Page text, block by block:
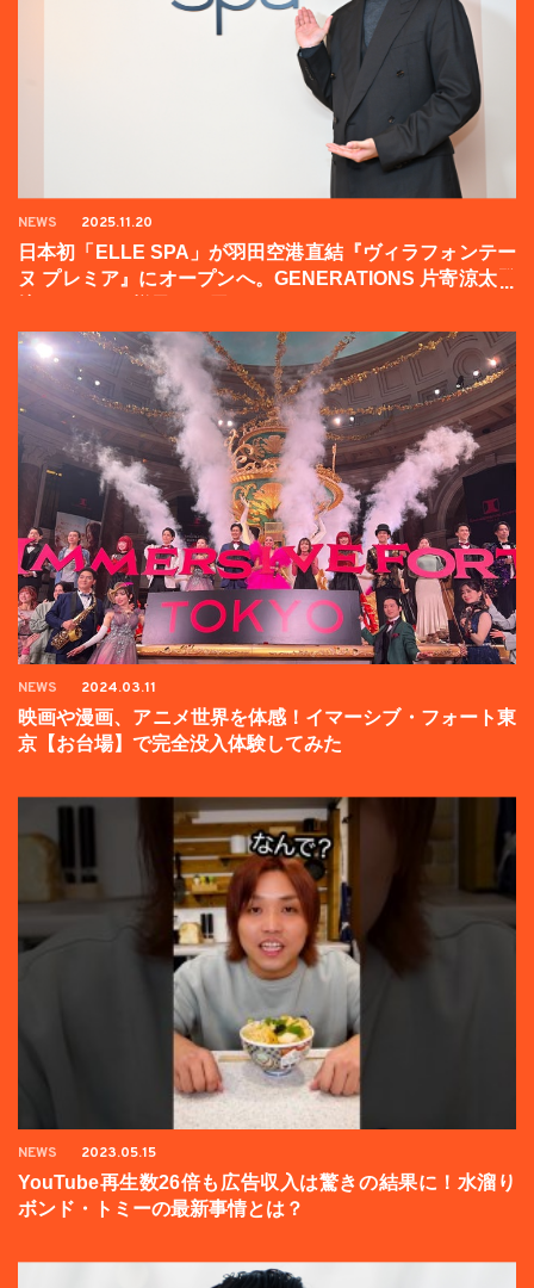
NEWS 2025.11.20
日本初「ELLE SPA」が羽田空港直結『ヴィラフォンテー
ヌ プレミア』にオープンへ。GENERATIONS 片寄涼太登
NEWS 2024.03.11
映画や漫画、アニメ世界を体感！イマーシブ・フォート東
京【お台場】で完全没入体験してみた
NEWS 2023.05.15
YouTube再生数26倍も広告収入は驚きの結果に！水溜り
ボンド・トミーの最新事情とは？